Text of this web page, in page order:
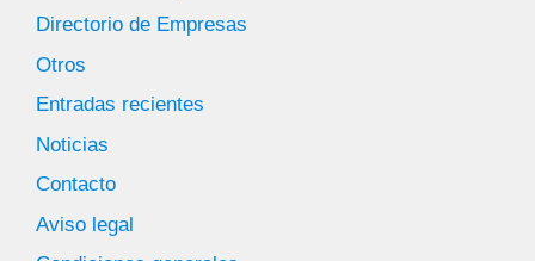
Directorio de Empresas
Otros
Entradas recientes
Noticias
Contacto
Aviso legal